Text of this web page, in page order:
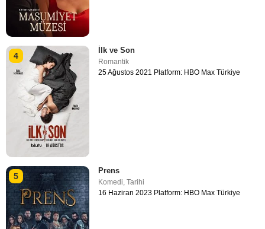
4
İlk ve Son
Romantik
25 Ağustos 2021 Platform: HBO Max Türkiye
5
Prens
Komedi,Tarihi
16 Haziran 2023 Platform: HBO Max Türkiye